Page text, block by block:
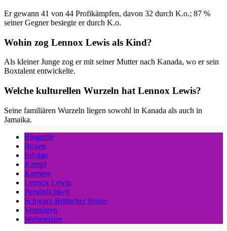
Er gewann 41 von 44 Profikämpfen, davon 32 durch K.o.; 87 %
seiner Gegner besiegte er durch K.o.
Wohin zog Lennox Lewis als Kind?
Als kleiner Junge zog er mit seiner Mutter nach Kanada, wo er sein
Boxtalent entwickelte.
Welche kulturellen Wurzeln hat Lennox Lewis?
Seine familiären Wurzeln liegen sowohl in Kanada als auch in
Jamaika.
Biografie
Boxen
Erfolge
Kampf
Karriere
Lennox Lewis
Persönlichkeit
Schwarz-Britischer Boxer
Vermögen
Weltmeister